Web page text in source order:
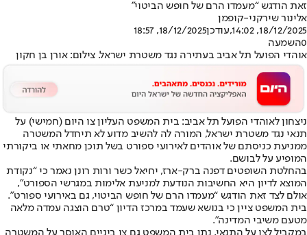
זאת הודגש “מעמדו הרם של חופש הביטוי"
אלינור שירקני-קופמן
18/12/2025, 14:02
,עודכן18/12/2025, 18:57
0השמעה
אוהדי הפועל תל אביב בעתירה נגד משטרת ישראל. צילום: אורן בן חקון
ניצחון לאוהדי הפועל תל אביב: בית המשפט העליון צו היום (חמישי) על
תנאי נגד משטרת ישראל, המורה לה להשיב מדוע לא תיחדל המשטרה
ממניעת כניסתם של אוהדים לאירועי ספורט בשל תוכן מחאתי או ביקורתי
המופיע על לבושם.
בהחלטת השופטים דפנה ברק-ארז, יחיאל כשר ורות רונן נאמר כי “נקודת
המוצא לדיון היא החשיבות הנודעת למניעת אלימות במגרשי הספורט”,
אולם לצד זאת הודגש “מעמדו הרם של חופש הביטוי, גם באירועי ספורט”.
בית המשפט ציין כי בנושא שעמד במרכז הדיון “טרם הוצגה עמדה מלאה
מטעם משיבי המדינה”.